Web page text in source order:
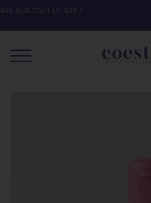
OFFRE SPÉCIALE SOLAIRE SKEYMZEE